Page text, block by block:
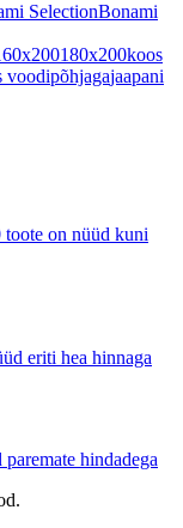
SelectionBonami
180x200koos
voodipõhjagajaapani
on nüüd kuni
eriti hea hinnaga
hindadega